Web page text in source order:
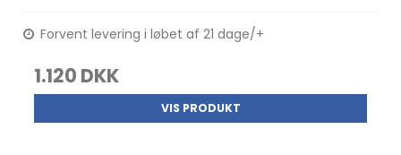
Forvent levering i løbet af 21 dage/+
1.120 DKK
VIS PRODUKT